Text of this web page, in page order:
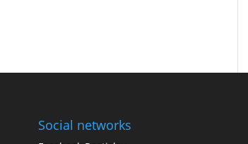
Social networks